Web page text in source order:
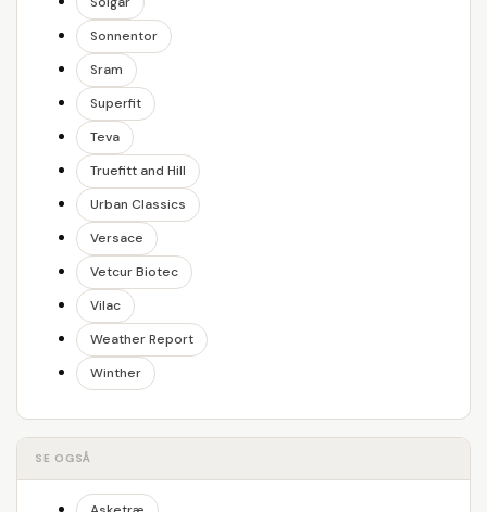
Sonnentor
Sram
Superfit
Teva
Truefitt and Hill
Urban Classics
Versace
Vetcur Biotec
Vilac
Weather Report
Winther
SE OGSÅ